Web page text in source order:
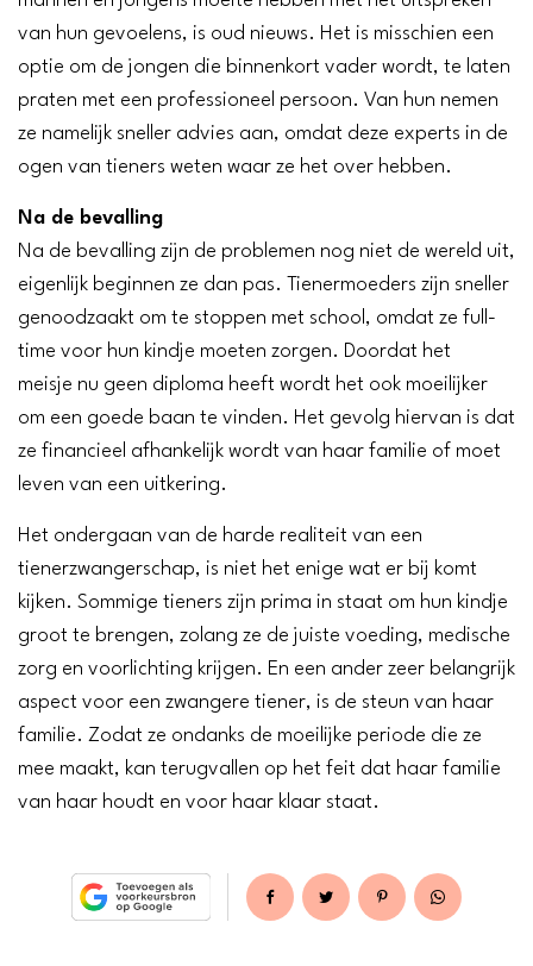
van hun gevoelens, is oud nieuws. Het is misschien een
optie om de jongen die binnenkort vader wordt, te laten
praten met een professioneel persoon. Van hun nemen
ze namelijk sneller advies aan, omdat deze experts in de
ogen van tieners weten waar ze het over hebben.
Na de bevalling
Na de bevalling zijn de problemen nog niet de wereld uit,
eigenlijk beginnen ze dan pas. Tienermoeders zijn sneller
genoodzaakt om te stoppen met school, omdat ze full-
time voor hun kindje moeten zorgen. Doordat het
meisje nu geen diploma heeft wordt het ook moeilijker
om een goede baan te vinden. Het gevolg hiervan is dat
ze financieel afhankelijk wordt van haar familie of moet
leven van een uitkering.
Het ondergaan van de harde realiteit van een
tienerzwangerschap, is niet het enige wat er bij komt
kijken. Sommige tieners zijn prima in staat om hun kindje
groot te brengen, zolang ze de juiste voeding, medische
zorg en voorlichting krijgen. En een ander zeer belangrijk
aspect voor een zwangere tiener, is de steun van haar
familie. Zodat ze ondanks de moeilijke periode die ze
mee maakt, kan terugvallen op het feit dat haar familie
van haar houdt en voor haar klaar staat.